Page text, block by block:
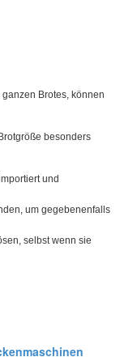
Brotes, können
besonders
und
um gegebenenfalls
selbst wenn sie